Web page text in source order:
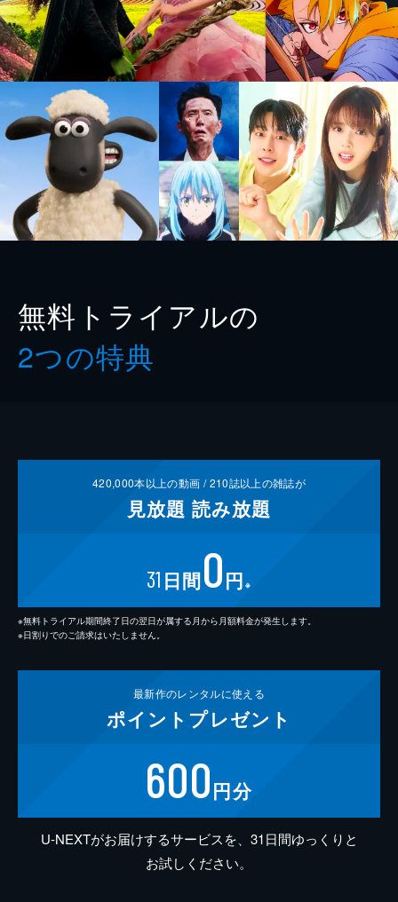
無料トライアルの
2つの特典
420,000本以上の動画 /210誌以上の雑誌が
見放題 読み放題
31 日間0円 ※
※無料トライアル期間終了日の翌日が属する月から月額料金が発生します。
※日割りでのご請求はいたしません。
最新作のレンタルに使える
ポイント プレゼント
600円分
U-NEXTがお届けするサービスを、31日間ゆっくりと
お試しください。